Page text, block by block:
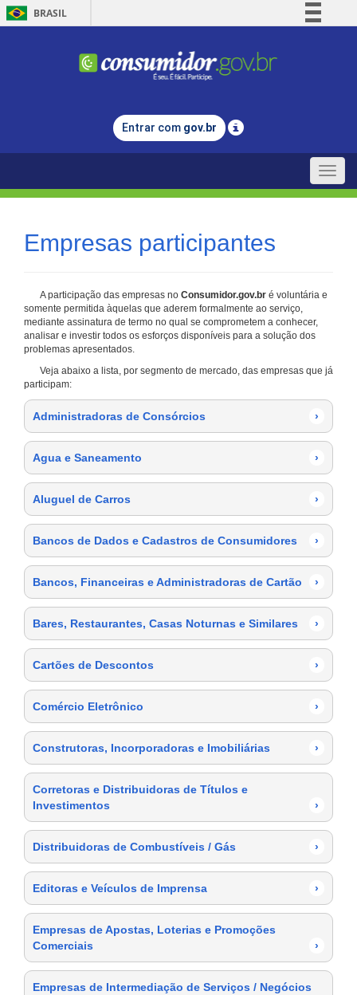
BRASIL
Comunica BR
Legislação
Entrar com gov.br
Toggle
Empresas participantes
A participação das empresas no Consumidor.gov.br é voluntária e
somente permitida àquelas que aderem formalmente ao serviço,
mediante assinatura de termo no qual se comprometem a conhecer,
analisar e investir todos os esforços disponíveis para a solução dos
problemas apresentados.
Veja abaixo a lista, por segmento de mercado, das empresas que já
participam:
Administradoras de Consórcios ›
Agua e Saneamento ›
Aluguel de Carros ›
Bancos de Dados e Cadastros de Consumidores ›
Bancos, Financeiras e Administradoras de Cartão ›
Bares, Restaurantes, Casas Noturnas e Similares ›
Cartões de Descontos ›
Comércio Eletrônico ›
Construtoras, Incorporadoras e Imobiliárias ›
Corretoras e Distribuidoras de Títulos e
Investimentos
›
Distribuidoras de Combustíveis / Gás ›
Editoras e Veículos de Imprensa ›
Empresas de Apostas, Loterias e Promoções
Comerciais
›
Empresas de Intermediação de Serviços / Negócios